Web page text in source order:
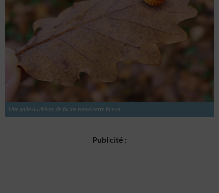
Une galle du chêne, de forme ronde cette fois-ci
Publicité :